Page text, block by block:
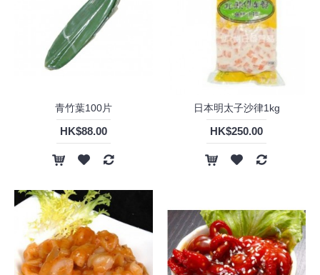
青竹葉100片
HK$88.00
日本明太子沙律1kg
HK$250.00